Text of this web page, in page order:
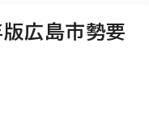
広島市勢要